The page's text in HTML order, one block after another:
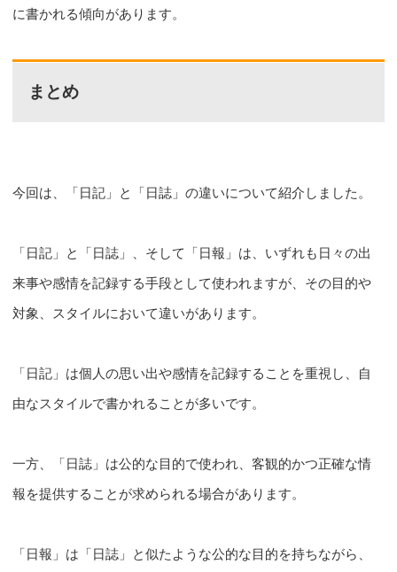
に書かれる傾向があります。
まとめ
今回は、「日記」と「日誌」の違いについて紹介しました。
「日記」と「日誌」、そして「日報」は、いずれも日々の出
来事や感情を記録する手段として使われますが、その目的や
対象、スタイルにおいて違いがあります。
「日記」は個人の思い出や感情を記録することを重視し、自
由なスタイルで書かれることが多いです。
一方、「日誌」は公的な目的で使われ、客観的かつ正確な情
報を提供することが求められる場合があります。
「日報」は「日誌」と似たような公的な目的を持ちながら、